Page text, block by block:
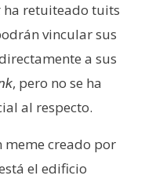
ha retuiteado tuits
vincular sus
a sus
, pero no se ha
al respecto.
meme creado por
el edificio